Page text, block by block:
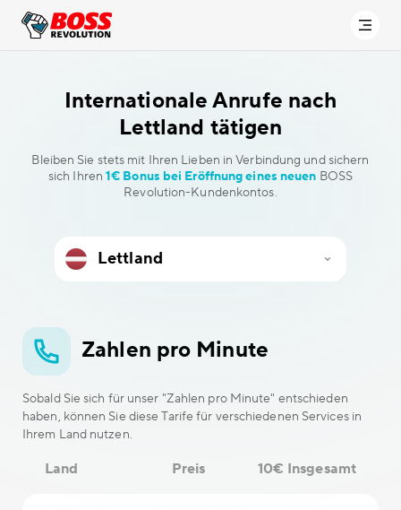
Internationale Anrufe nach
Lettland tätigen
Bleiben Sie stets mit Ihren Lieben in Verbindung und sichern
sich Ihren1€ Bonus bei Eröffnung eines neuen BOSS
Revolution-Kundenkontos.
Zahlen pro Minute
Sobald Sie sich für unser "Zahlen pro Minute" entschieden
haben, können Sie diese Tarife für verschiedenen Services in
Ihrem Land nutzen.
Land Preis 10€ Insgesamt